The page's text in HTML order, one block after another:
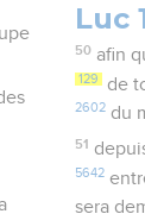
Luc
50 afin
129 de
2602 du
51
5642
sera